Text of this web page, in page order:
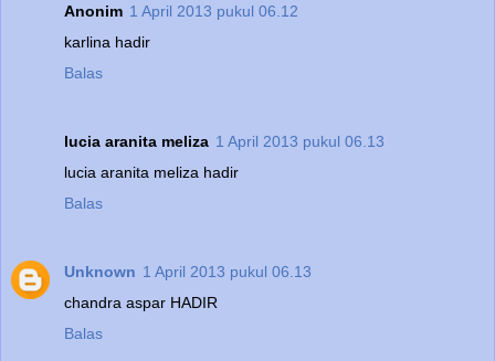
Anonim 1 April 2013 pukul 06.12
karlina hadir
Balas
lucia aranita meliza 1 April 2013 pukul 06.13
lucia aranita meliza hadir
Balas
Unknown 1 April 2013 pukul 06.13
chandra aspar HADIR
Balas